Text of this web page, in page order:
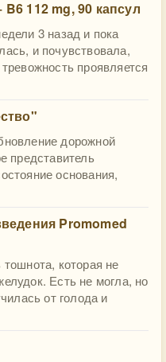
112 mg, 90 капсул
3 назад и пока
и почувствовала,
проявляется
дорожной
представитель
основания,
Promomed
которая не
Есть не могла, но
от голода и